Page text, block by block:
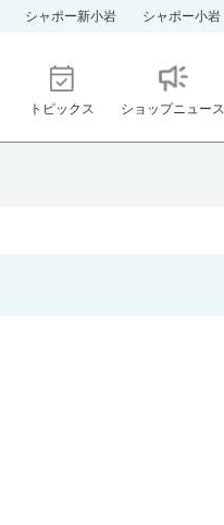
シャポー新小岩 シャポー小岩
トピックス ショップニュース